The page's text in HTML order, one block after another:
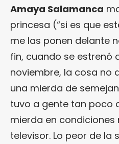
Amaya Salamanca
princesa (“si es que
me las ponen delante
fin, cuando se estrenó
noviembre, la cosa no
una mierda de
tuvo a gente tan poco
mierda en
televisor. Lo peor de la